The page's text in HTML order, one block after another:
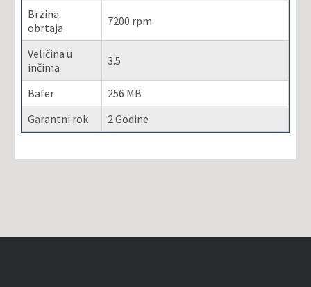
Brzina
obrtaja
7200 rpm
Veličina u
inčima
3.5
Bafer
256 MB
Garantni rok
2 Godine